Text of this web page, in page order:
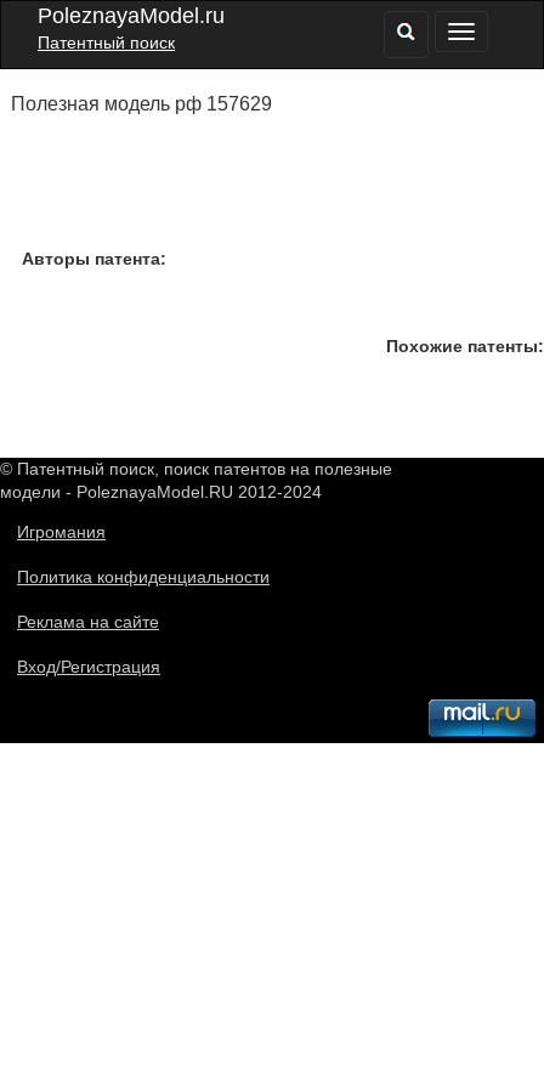
PoleznayaModel.ru
Патентный поиск
Полезная модель рф 157629
Авторы патента:
Похожие патенты:
© Патентный поиск, поиск патентов на полезные
модели - PoleznayaModel.RU 2012-2024
Игромания
Политика конфиденциальности
Реклама на сайте
Вход/Регистрация